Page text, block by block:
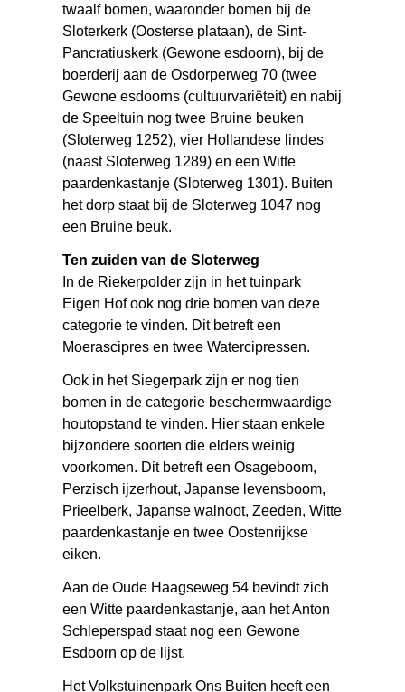
twaalf bomen, waaronder bomen bij de
Sloterkerk (Oosterse plataan), de Sint-
Pancratiuskerk (Gewone esdoorn), bij de
boerderij aan de Osdorperweg 70 (twee
Gewone esdoorns (cultuurvariëteit) en nabij
de Speeltuin nog twee Bruine beuken
(Sloterweg 1252), vier Hollandese lindes
(naast Sloterweg 1289) en een Witte
paardenkastanje (Sloterweg 1301). Buiten
het dorp staat bij de Sloterweg 1047 nog
een Bruine beuk.
Ten zuiden van de Sloterweg
In de Riekerpolder zijn in het tuinpark
Eigen Hof ook nog drie bomen van deze
categorie te vinden. Dit betreft een
Moerascipres en twee Watercipressen.
Ook in het Siegerpark zijn er nog tien
bomen in de categorie beschermwaardige
houtopstand te vinden. Hier staan enkele
bijzondere soorten die elders weinig
voorkomen. Dit betreft een Osageboom,
Perzisch ijzerhout, Japanse levensboom,
Prieelberk, Japanse walnoot, Zeeden, Witte
paardenkastanje en twee Oostenrijkse
eiken.
Aan de Oude Haagseweg 54 bevindt zich
een Witte paardenkastanje, aan het Anton
Schleperspad staat nog een Gewone
Esdoorn op de lijst.
Het Volkstuinenpark Ons Buiten heeft een